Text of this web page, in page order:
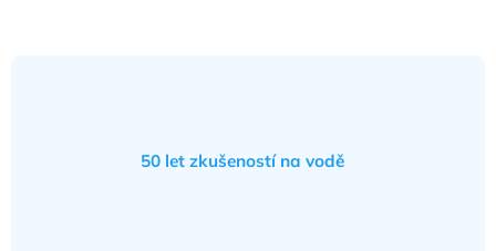
50 let zkušeností na vodě